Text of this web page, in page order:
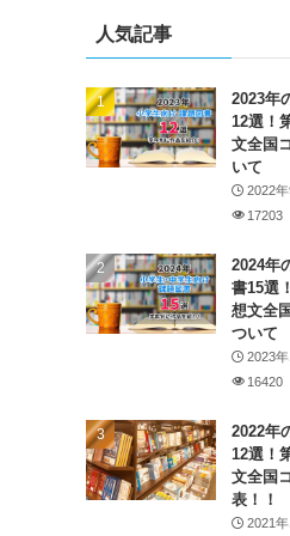
人気記事
2023年
12選！
文全国
いて
2022
17203
2024年
書15選
想文全
ついて
2023
16420
2022年
12選！
文全国
表！！
2021